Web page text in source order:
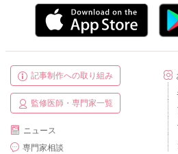
記事制作への取り組み
監修医師・専門家一覧
ニュース
専門家相談